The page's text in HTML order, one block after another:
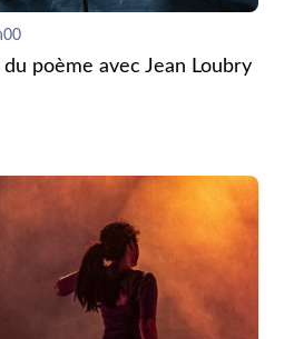
poème avec Jean Loubry